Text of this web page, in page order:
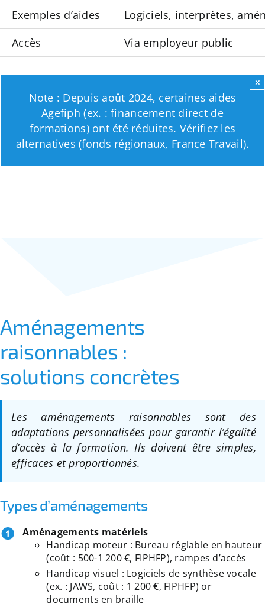
Exemples d’aides
Logiciels, interprètes,
Accès
Via employeur public
Note : Depuis août 2024, certaines aides
Agefiph (ex. : financement direct de
formations) ont été réduites. Vérifiez les
alternatives (fonds régionaux, France Travail).
×
Aménagements
raisonnables :
solutions concrètes
Les aménagements raisonnables sont des
adaptations personnalisées pour garantir l’égalité
d’accès à la formation. Ils doivent être simples,
efficaces et proportionnés.
Types d’aménagements
Aménagements matériels
Handicap moteur : Bureau réglable en hauteur
(coût : 500-1 200 €, FIPHFP), rampes d’accès
Handicap visuel : Logiciels de synthèse vocale
(ex. : JAWS, coût : 1 200 €, FIPHFP) or
documents en braille